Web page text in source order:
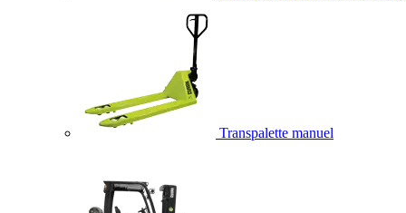
Transpalette manuel